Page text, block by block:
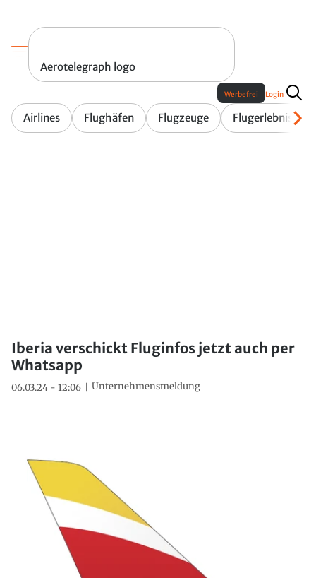
Aerotelegraph logo
Airlines Flughäfen Flugzeuge Flugerlebnis
Werbefrei Login
Iberia verschickt Fluginfos jetzt auch per
Whatsapp
06.03.24 - 12:06 Unternehmensmeldung